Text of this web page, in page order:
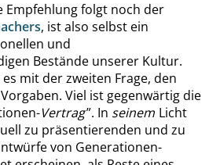
Empfehlung folgt noch der
, ist also selbst ein
und
Bestände unserer Kultur.
mit der zweiten Frage, den
Viel ist gegenwärtig die
Vertrag”. In seinem Licht
zu präsentierenden und zu
von Generationen-